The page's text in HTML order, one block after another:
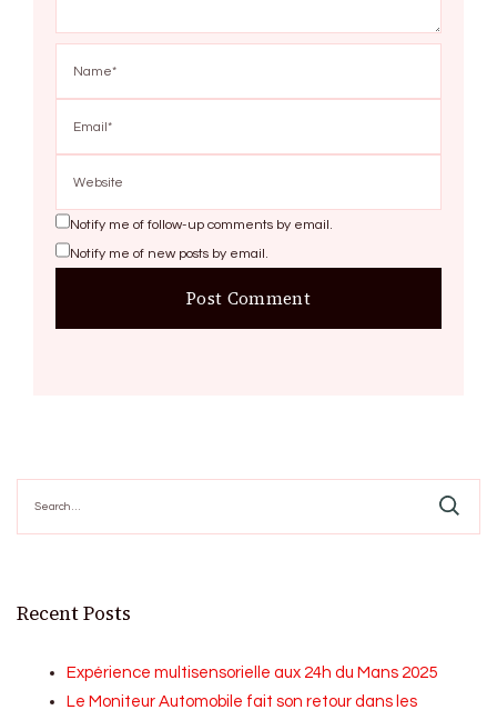
Notify me of follow-up comments by email.
Notify me of new posts by email.
for:
Recent Posts
Expérience multisensorielle aux 24h du Mans 2025
Le Moniteur Automobile fait son retour dans les